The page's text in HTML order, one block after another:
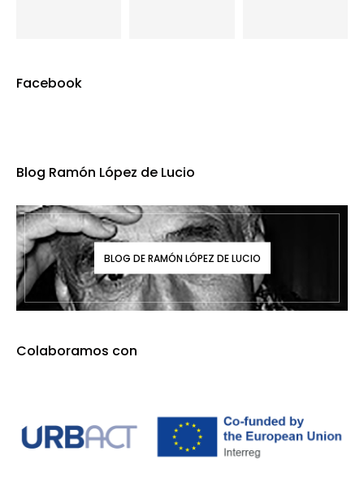
Facebook
Blog Ramón López de Lucio
BLOG DE RAMÓN LÓPEZ DE LUCIO
Colaboramos con